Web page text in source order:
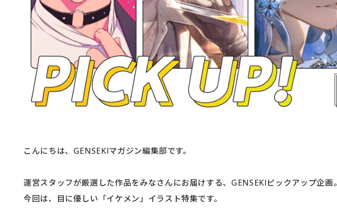
こんにちは、GENSEKIマガジン編集部です。
運営スタッフが厳選した作品をみなさんにお届けする、GENSEKIピックアップ企画。
今回は、目に優しい「イケメン」イラスト特集です。